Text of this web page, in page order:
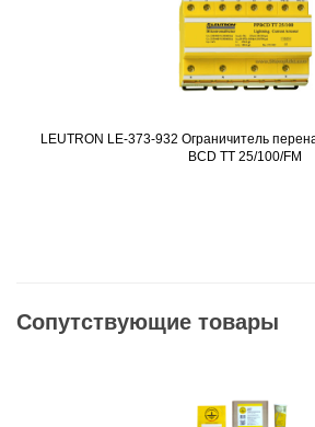
Подробнее
LEUTRON LE-373-932 Ограничитель
BCD TT 25/100/FM
Сопутствующие товары